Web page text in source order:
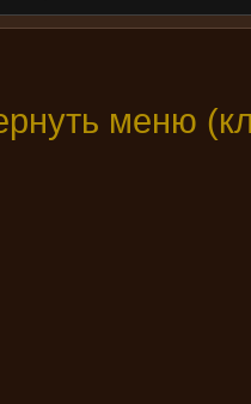
меню